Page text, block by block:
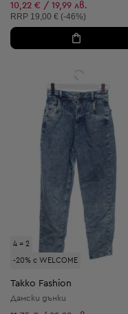
10,22 € / 19,99 лв.
Препоръчителна цена:
RRP 19,00 € (-46%)
4 = 2
-20% с WELCOME
Takko Fashion
Дамски дънки